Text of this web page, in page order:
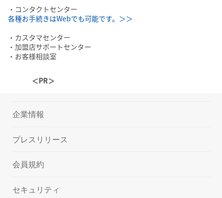
・コンタクトセンター
各種お手続きはWebでも可能です。＞＞
・カスタマセンター
・加盟店サポートセンター
・お客様相談室
＜PR＞
企業情報
プレスリリース
会員規約
セキュリティ